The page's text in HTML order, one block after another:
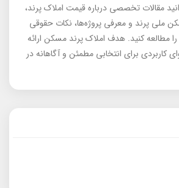
مقالات تخصصی درباره قیمت املاک پرند،
ملی پرند و معرفی پروژه‌ها، نکات حقوقی
را مطالعه کنید. هدف املاک پرند مسکن ارائه
کاربردی برای انتخابی مطمئن و آگاهانه در